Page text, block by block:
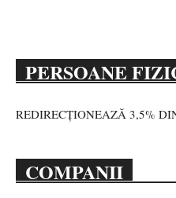
PERSOANE
REDIRECȚIONEAZĂ 3,5%
COMPANII